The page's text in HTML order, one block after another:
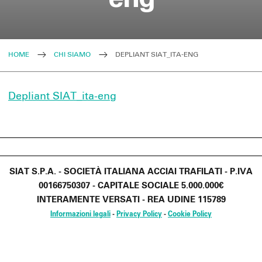
HOME CHI SIAMO DEPLIANT SIAT_ITA-ENG
Depliant SIAT_ita-eng
SIAT S.P.A. - SOCIETÀ ITALIANA ACCIAI TRAFILATI - P.IVA
00166750307 - CAPITALE SOCIALE 5.000.000€
INTERAMENTE VERSATI - REA UDINE 115789
Informazioni legali - Privacy Policy - Cookie Policy